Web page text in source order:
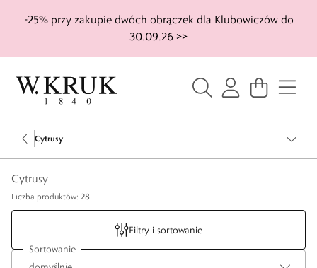
-25% przy zakupie dwóch obrączek dla Klubowiczów do
30.09.26 >>
Cytrusy
Cytrusy
Liczba produktów: 28
Filtry i sortowanie
Sortowanie